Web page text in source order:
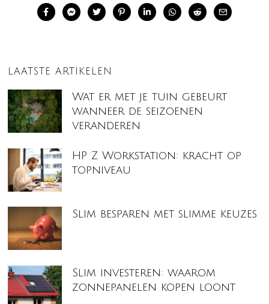
LAATSTE ARTIKELEN
Wat er met je tuin gebeurt
wanneer de seizoenen
veranderen
HP Z Workstation: kracht op
topniveau
Slim besparen met slimme keuzes
Slim investeren: waarom
zonnepanelen kopen loont